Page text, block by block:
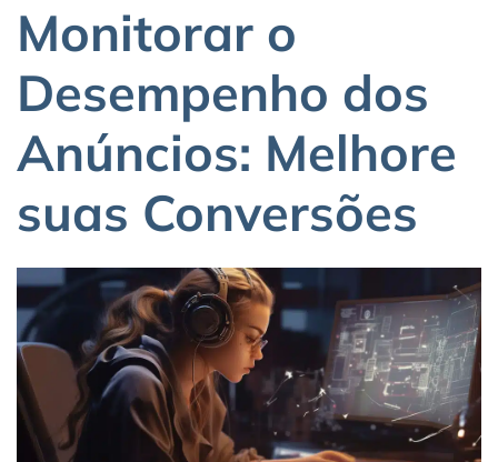
Monitorar o
Desempenho dos
Anúncios: Melhore
suas Conversões